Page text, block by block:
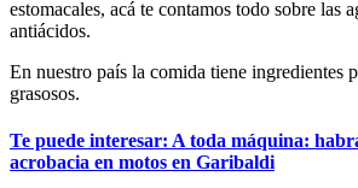
estomacales, acá te contamos todo sobre las
antiácidos.
En nuestro país la comida tiene ingredientes
grasosos.
Te puede interesar: A toda máquina:
acrobacia en motos en Garibaldi